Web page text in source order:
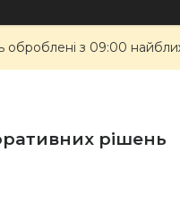
з 09:00
рішень